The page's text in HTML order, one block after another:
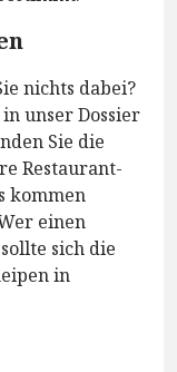
nichts dabei?
unser Dossier
Sie die
Restaurant-
kommen
einen
sich die
in